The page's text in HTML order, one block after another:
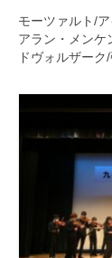
出張演奏
団員専用
モーツァルト/
アラン・メンケ
ドヴォルザー